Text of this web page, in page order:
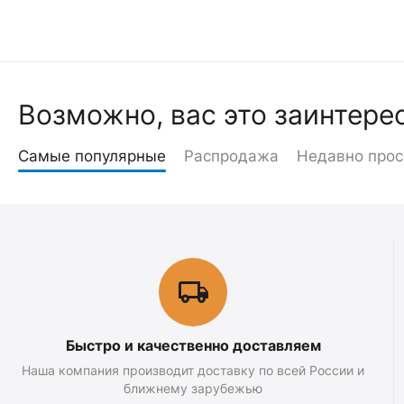
Возможно, вас это
Самые популярные Распродажа Недавно
Быстро и качественно доставляем
Наша компания производит доставку по всей России и
ближнему зарубежью